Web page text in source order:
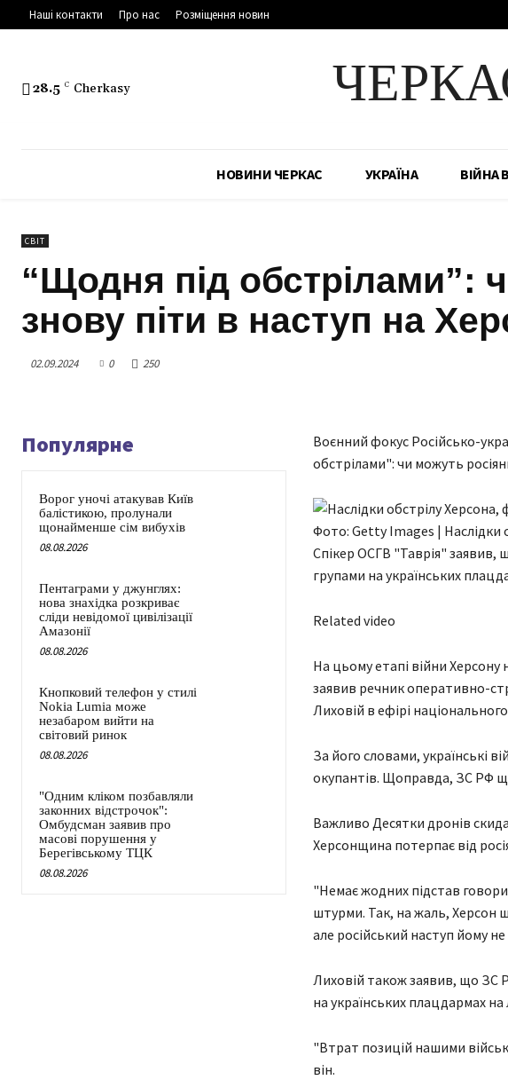
Наші контакти Про нас Розміщення новин
28.5 C Cherkasy
НОВИНИ ЧЕРКАС УКРАЇНА ВІЙНА
СВІТ
“Щодня під обстрілами”:
знову піти в наступ на
02.09.2024 0 250
Популярне
Ворог уночі атакував Київ
балістикою, пролунали
щонайменше сім вибухів
08.08.2026
Пентаграми у джунглях:
нова знахідка розкриває
сліди невідомої цивілізації
Амазонії
08.08.2026
Кнопковий телефон у стилі
Nokia Lumia може
незабаром вийти на
світовий ринок
08.08.2026
"Одним кліком позбавляли
законних відстрочок":
Омбудсман заявив про
масові порушення у
Берегівському ТЦК
08.08.2026
Воєнний фокус Російсько-
обстрілами": чи можуть
Фото: Getty Images | Наслідки
Спікер ОСГВ "Таврія"
групами на українських
Related video
На цьому етапі війни
заявив речник оперативно-
Лиховій в ефірі
За його словами, українські
окупантів. Щоправда, ЗС РФ
Важливо Десятки дронів
Херсонщина потерпає від
"Немає жодних підстав
штурми. Так, на жаль, Херсон
але російський наступ йому
Лиховій також заявив, що ЗС
на українських плацдармах на
"Втрат позицій нашими
він.